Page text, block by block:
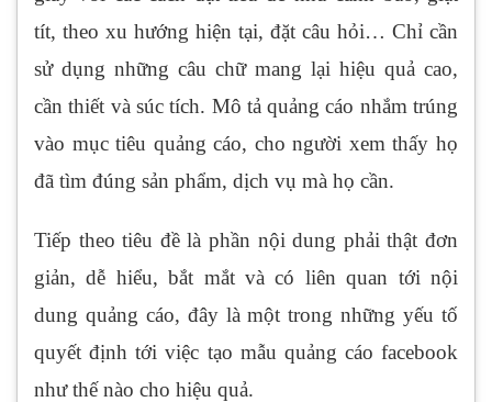
tít, theo xu hướng hiện tại, đặt câu hỏi… Chỉ cần
sử dụng những câu chữ mang lại hiệu quả cao,
cần thiết và súc tích. Mô tả quảng cáo nhắm trúng
vào mục tiêu quảng cáo, cho người xem thấy họ
đã tìm đúng sản phẩm, dịch vụ mà họ cần.
Tiếp theo tiêu đề là phần nội dung phải thật đơn
giản, dễ hiểu, bắt mắt và có liên quan tới nội
dung quảng cáo, đây là một trong những yếu tố
quyết định tới việc tạo mẫu quảng cáo facebook
như thế nào cho hiệu quả.